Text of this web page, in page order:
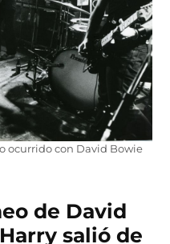
ocurrido con David Bowie
de David
salió de